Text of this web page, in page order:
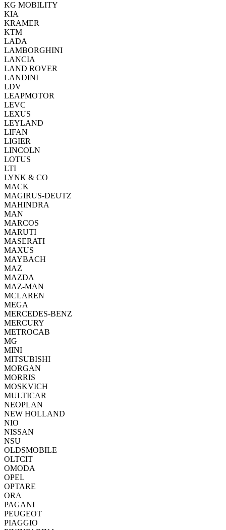
KG MOBILITY
KIA
KRAMER
KTM
LADA
LAMBORGHINI
LANCIA
LAND ROVER
LANDINI
LDV
LEAPMOTOR
LEVC
LEXUS
LEYLAND
LIFAN
LIGIER
LINCOLN
LOTUS
LTI
LYNK & CO
MACK
MAGIRUS-DEUTZ
MAHINDRA
MAN
MARCOS
MARUTI
MASERATI
MAXUS
MAYBACH
MAZ
MAZDA
MAZ-MAN
MCLAREN
MEGA
MERCEDES-BENZ
MERCURY
METROCAB
MG
MINI
MITSUBISHI
MORGAN
MORRIS
MOSKVICH
MULTICAR
NEOPLAN
NEW HOLLAND
NIO
NISSAN
NSU
OLDSMOBILE
OLTCIT
OMODA
OPEL
OPTARE
ORA
PAGANI
PEUGEOT
PIAGGIO